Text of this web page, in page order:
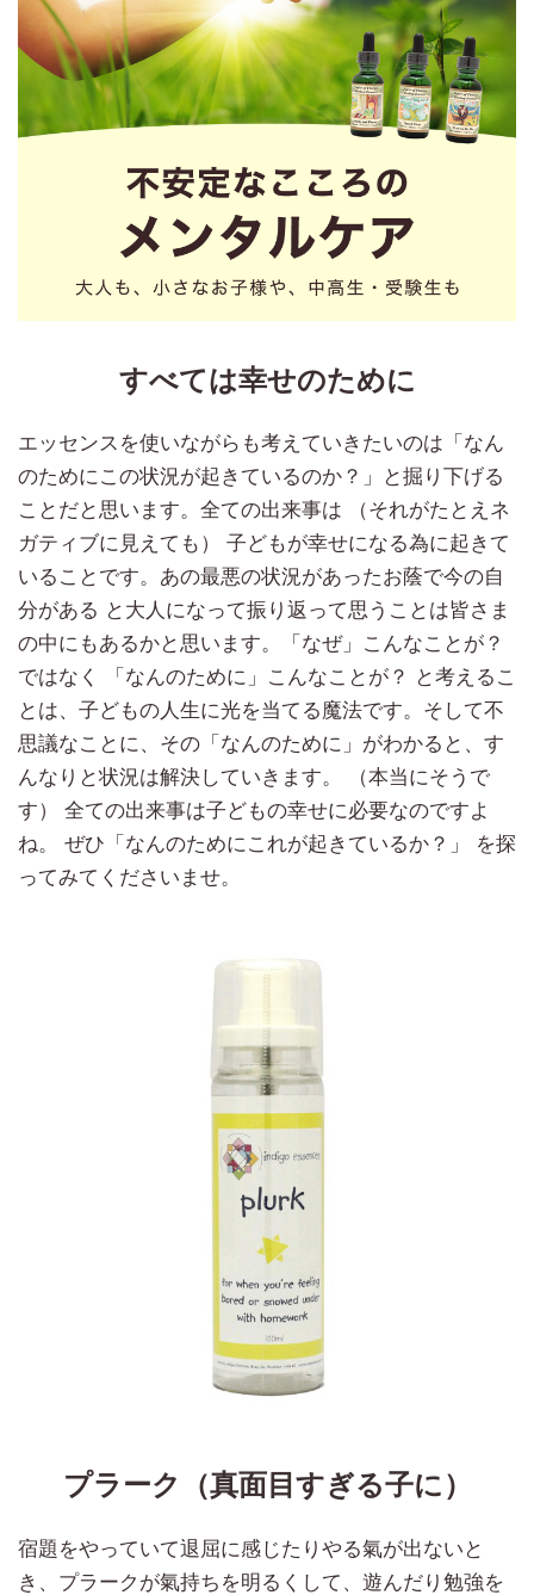
すべては幸せのために
エッセンスを使いながらも考えていきたいのは「なん
のためにこの状況が起きているのか？」と掘り下げる
ことだと思います。全ての出来事は （それがたとえネ
ガティブに見えても） 子どもが幸せになる為に起きて
いることです。あの最悪の状況があったお蔭で今の自
分がある と大人になって振り返って思うことは皆さま
の中にもあるかと思います。「なぜ」こんなことが？
ではなく 「なんのために」こんなことが？ と考えるこ
とは、子どもの人生に光を当てる魔法です。そして不
思議なことに、その「なんのために」がわかると、す
んなりと状況は解決していきます。 （本当にそうで
す） 全ての出来事は子どもの幸せに必要なのですよ
ね。 ぜひ「なんのためにこれが起きているか？」 を探
ってみてくださいませ。
プラーク（真面目すぎる子に）
宿題をやっていて退屈に感じたりやる氣が出ないと
き、プラークが氣持ちを明るくして、遊んだり勉強を